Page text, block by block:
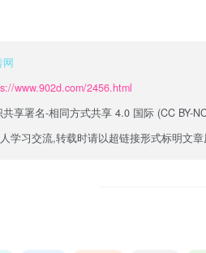
网
www.902d.com/2456.html
共享署名-相同方式共享 4.0 国际 (CC BY-
学习交流,转载时请以超链接形式标明文章